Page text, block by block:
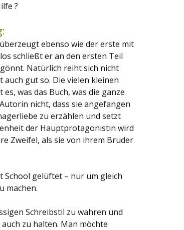
?
ebenso wie der erste mit
schließt er an den ersten Teil
Natürlich reiht sich nicht
auch gut so. Die vielen kleinen
was das Buch, was die ganze
nicht, dass sie angefangen
zu erzählen und setzt
der Hauptprotagonistin wird
Zweifel, als sie von ihrem Bruder
School gelüftet – nur um gleich
machen.
Schreibstil zu wahren und
zu halten. Man möchte